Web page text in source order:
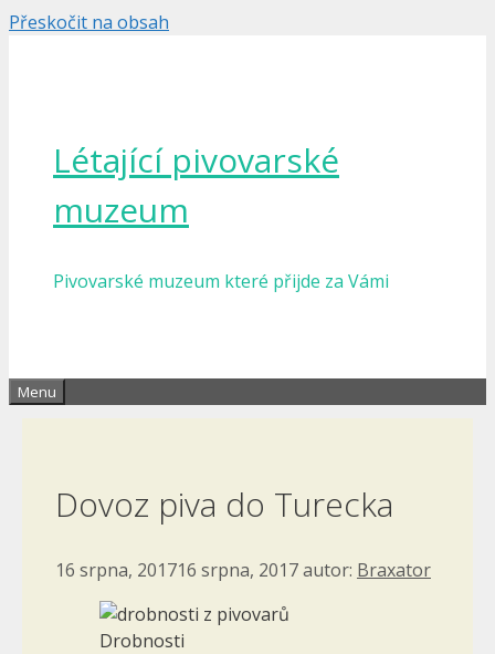
Přeskočit na obsah
Létající pivovarské
muzeum
Pivovarské muzeum které přijde za Vámi
Menu
Dovoz piva do Turecka
16 srpna, 201716 srpna, 2017autor: Braxator
Drobnosti